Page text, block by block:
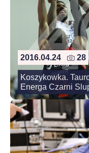
2016.04.24 28
Koszykowka.
Energa Czarni